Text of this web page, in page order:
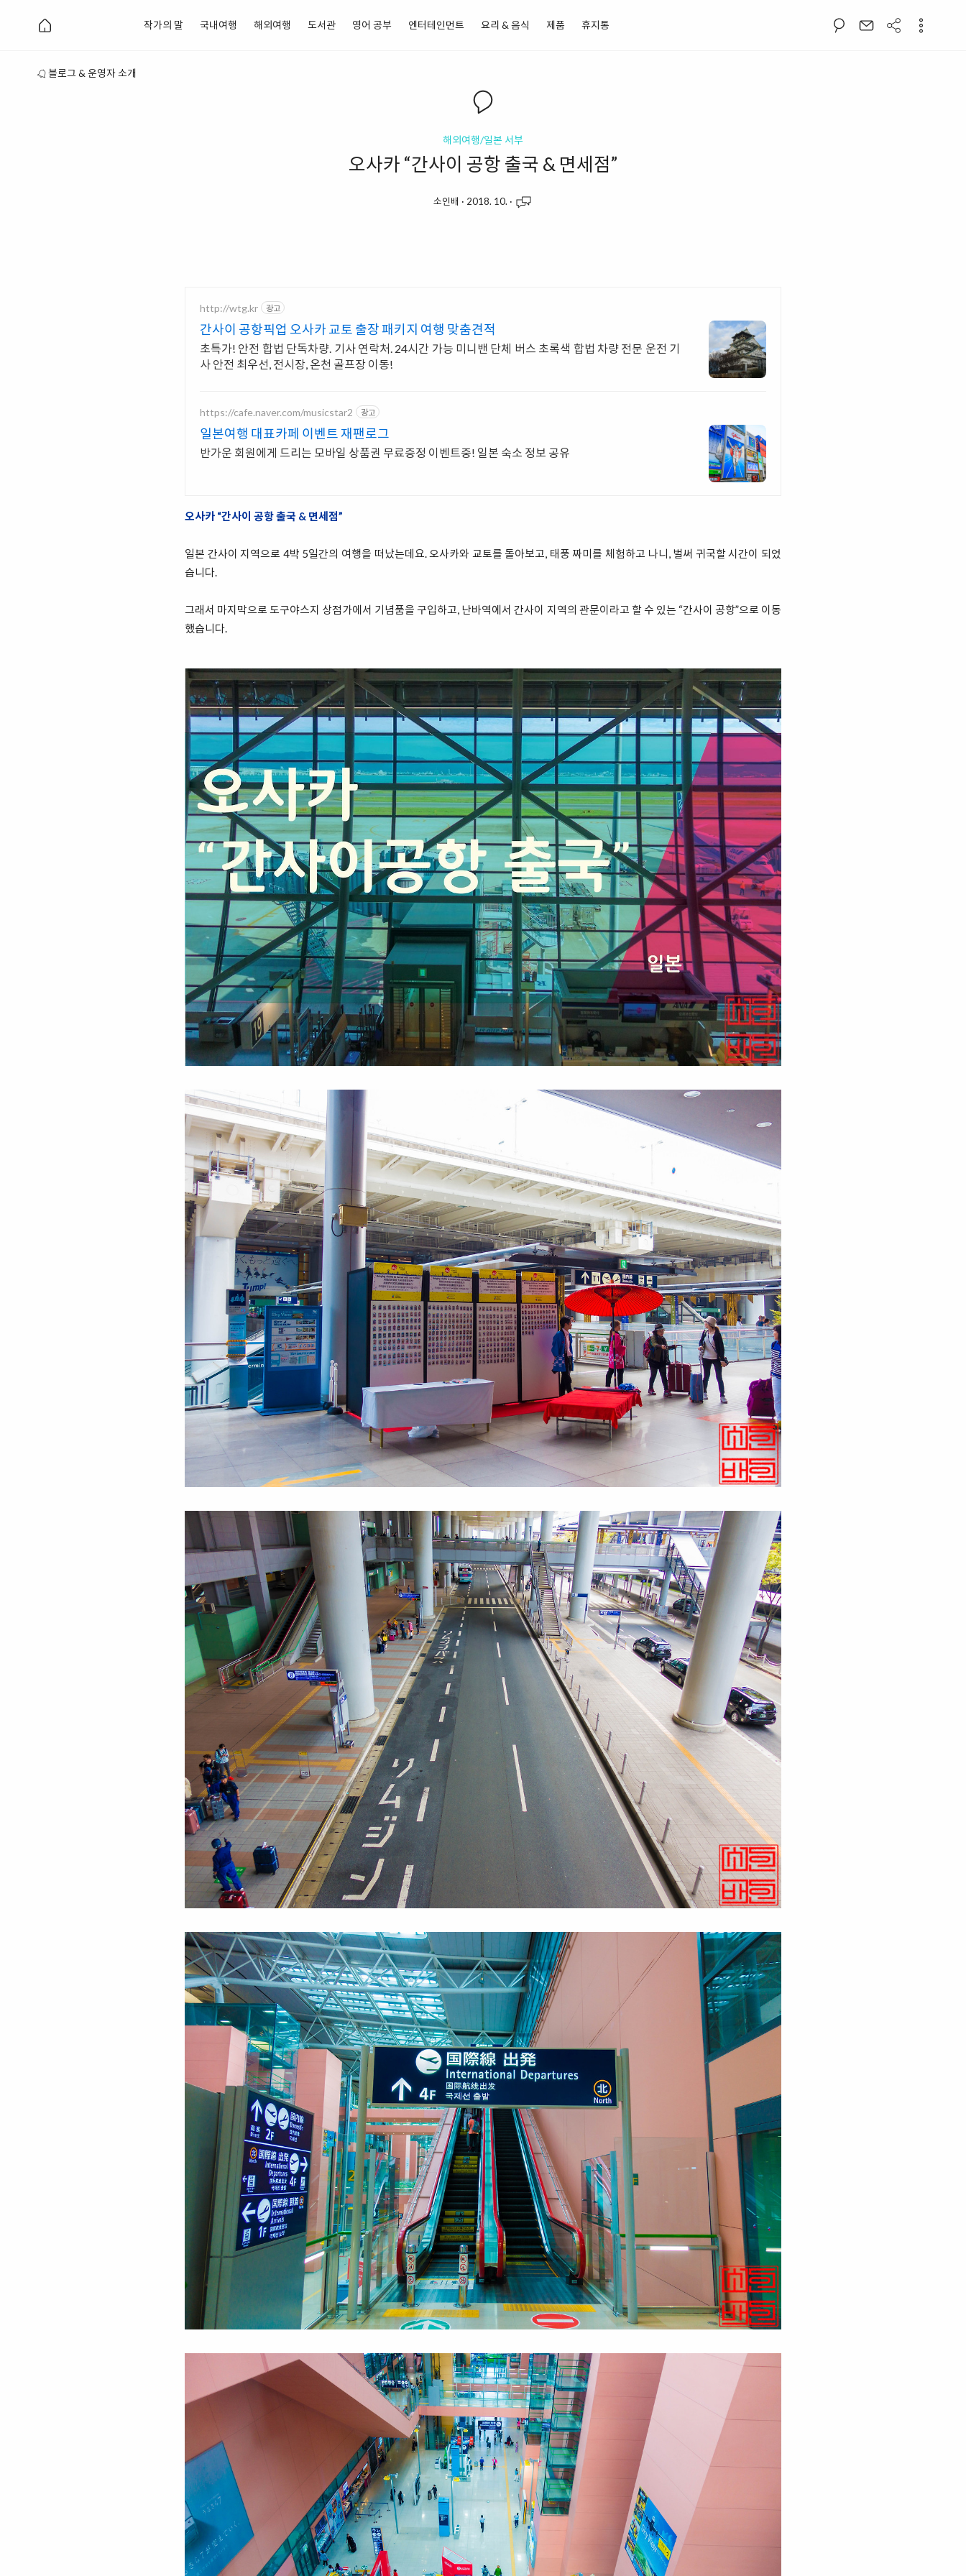
작가의 말 국내여행 해외여행 도서관 영어 공부 엔터테인먼트 요리 & 음식 제품 휴지통
블로그 & 운영자 소개
해외여행/일본 서부
오사카 “간사이 공항 출국 & 면세점”
소인배 · 2018. 10. ·
http://wtg.kr 광고
간사이 공항픽업 오사카 교토 출장 패키지 여행 맞춤견적
초특가! 안전 합법 단독차량. 기사 연락처. 24시간 가능 미니밴 단체 버스 초록색 합법 차량 전문 운전 기
사 안전 최우선, 전시장, 온천 골프장 이동!
https://cafe.naver.com/musicstar2 광고
일본여행 대표카페 이벤트 재팬로그
반가운 회원에게 드리는 모바일 상품권 무료증정 이벤트중! 일본 숙소 정보 공유
오사카 “간사이 공항 출국 & 면세점”
일본 간사이 지역으로 4박 5일간의 여행을 떠났는데요. 오사카와 교토를 돌아보고, 태풍 짜미를 체험하고 나니, 벌써 귀국할 시간이 되었
습니다.
그래서 마지막으로 도구야스지 상점가에서 기념품을 구입하고, 난바역에서 간사이 지역의 관문이라고 할 수 있는 “간사이 공항”으로 이동
했습니다.